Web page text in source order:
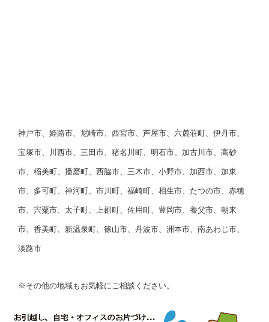
神戸市、姫路市、尼崎市、西宮市、芦屋市、六麓荘町、伊丹市、
宝塚市、川西市、三田市、猪名川町、明石市、加古川市、高砂
市、稲美町、播磨町、西脇市、三木市、小野市、加西市、加東
市、多可町、神河町、市川町、福崎町、相生市、たつの市、赤穂
市、宍粟市、太子町、上郡町、佐用町、豊岡市、養父市、朝来
市、香美町、新温泉町、篠山市、丹波市、洲本市、南あわじ市、
淡路市
※その他の地域もお気軽にご相談ください。